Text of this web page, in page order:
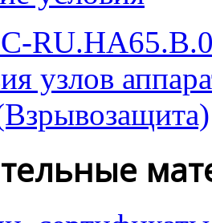
C-
узлов